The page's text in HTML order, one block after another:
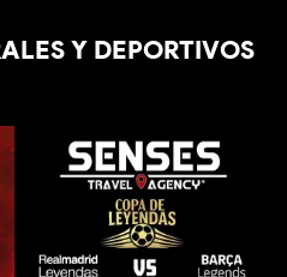
Y DEPORTIVOS